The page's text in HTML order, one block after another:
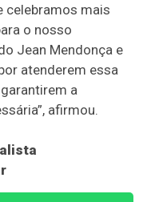
celebramos mais
o nosso
Jean Mendonça e
atenderem essa
a
afirmou.